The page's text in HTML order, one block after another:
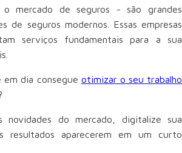
mercado de seguros - são grandes
de seguros modernos. Essas empresas
serviços fundamentais para a sua
em dia consegue otimizar o seu trabalho
novidades do mercado, digitalize sua
resultados aparecerem em um curto